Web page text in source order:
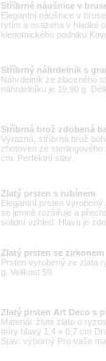
Stříbrné náušnice v
Elegantní náušnice v
rytím a osazena v hladké
klenotnického podniku
Stříbrný náhrdelník s
Náhrdelník ze zlaceného
náhrdelníku je 19,90 g.
Stříbrná brož zdobená
Výrazná, stříbrná brož
zhotoven ze
cm. Perfektní stav.
Zlatý prsten s rubínem
Elegantní prsten
se jemně rozšiřuje a
solidní vzhled. Hlava je
Zlatý prsten se zirkonem
Prsten vyrobený ze zlata
g. Velikost 59
Zlatý prsten Art Deco s
Materiál: žluté zlato o
míry hlavy 1,4 × 0,7 cm
Stav: výborný Pro vaše